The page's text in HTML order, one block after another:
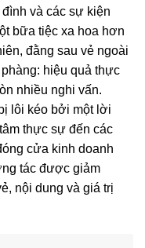
và các sự kiện
bữa tiệc xa hoa hơn
đằng sau vẻ ngoài
hiệu quả thực
nhiều nghi vấn.
lôi kéo bởi một lời
thực sự đến các
cửa kinh doanh
tác được giảm
nội dung và giá trị